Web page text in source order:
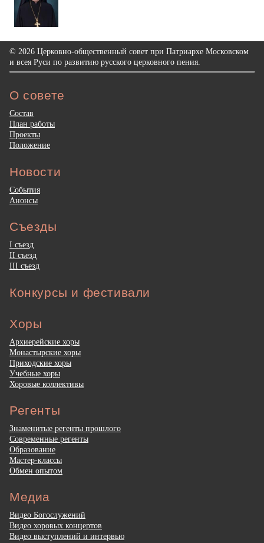
© 2026 Церковно-общественный совет при Патриархе Московском
и всея Руси по развитию русского церковного пения.
О совете
Состав
План работы
Проекты
Положение
Новости
События
Анонсы
Съезды
I съезд
II съезд
III съезд
Конкурсы и фестивали
Хоры
Архиерейские хоры
Монастырские хоры
Приходские хоры
Учебные хоры
Хоровые коллективы
Регенты
Знаменитые регенты прошлого
Современные регенты
Образование
Мастер-классы
Обмен опытом
Медиа
Видео Богослужений
Видео хоровых концертов
Видео выступлений и интервью